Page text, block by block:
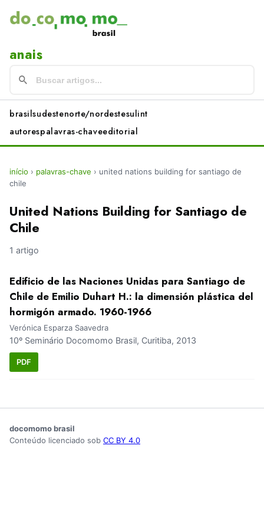
anais
brasilsudestenorte/nordestesulint
autorespalavras-chaveeditorial
início › palavras-chave › united nations building for santiago de
chile
United Nations Building for Santiago de
Chile
1 artigo
Edificio de las Naciones Unidas para Santiago de
Chile de Emilio Duhart H.: la dimensión plástica del
hormigón armado. 1960-1966
Verónica Esparza Saavedra
10º Seminário Docomomo Brasil, Curitiba, 2013
PDF
docomomo brasil
Conteúdo licenciado sob CC BY 4.0